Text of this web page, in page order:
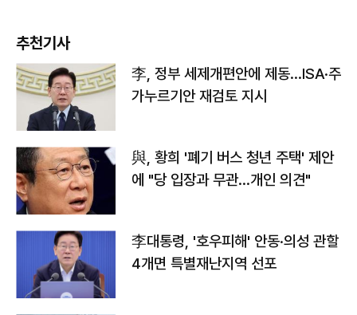
추천기사
李, 정부 세제개편안에 제동…ISA·주
가누르기안 재검토 지시
與, 황희 '폐기 버스 청년 주택' 제안
에 "당 입장과 무관…개인 의견"
李대통령, '호우피해' 안동·의성 관할
4개면 특별재난지역 선포